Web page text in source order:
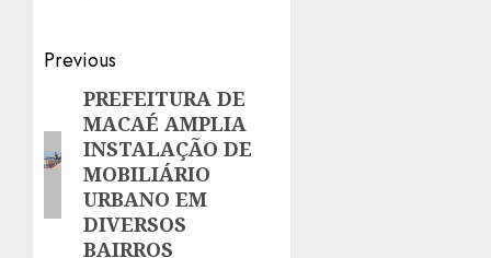
Post
navigation
Previous
Previous
post:
PREFEITURA DE
MACAÉ AMPLIA
INSTALAÇÃO DE
MOBILIÁRIO
URBANO EM
DIVERSOS
BAIRROS